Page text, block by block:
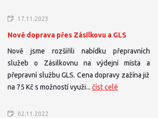
17.11.2023
Nově doprava přes Zásilkovu a GLS
Nově jsme rozšířili nabídku přepravních
služeb o Zásilkovnu na výdejní místa a
přepravní službu GLS. Cena dopravy zažína již
na 75 Kč s možností využi... číst celé
02.11.2022